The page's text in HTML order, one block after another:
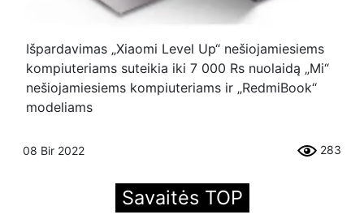
Išpardavimas „Xiaomi Level Up“ nešiojamiesiems
kompiuteriams suteikia iki 7 000 Rs nuolaidą „Mi“
nešiojamiesiems kompiuteriams ir „RedmiBook“
modeliams
08 Bir 2022 283
Savaitės TOP